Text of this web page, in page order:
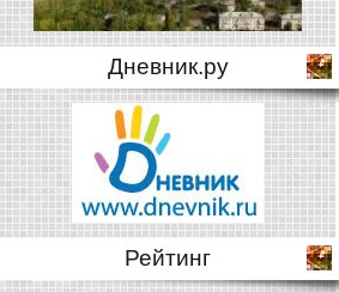
Дневник.ру
Рейтинг